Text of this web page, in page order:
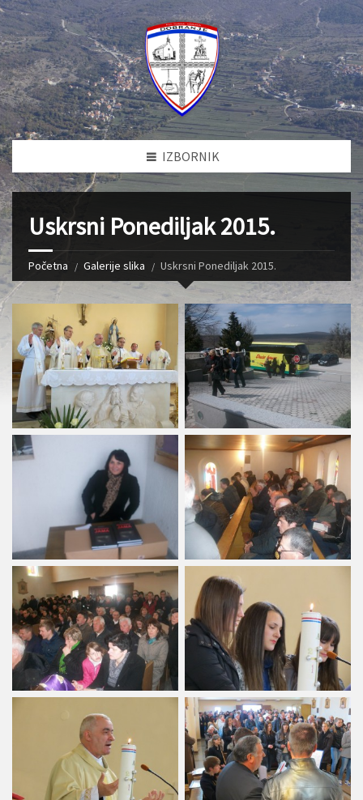
IZBORNIK
Uskrsni Ponediljak 2015.
Početna Galerije slika Uskrsni Ponediljak 2015.